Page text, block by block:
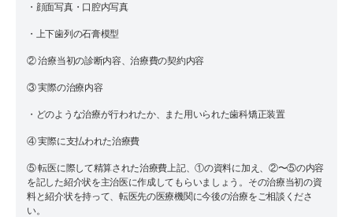
・顔面写真・口腔内写真
・上下歯列の石膏模型
② 治療当初の診断内容、治療費の契約内容
③ 実際の治療内容
・どのような治療が行われたか、また用いられた歯科矯正装置
④ 実際に支払われた治療費
⑤ 転医に際して精算された治療費上記、①の資料に加え、②〜⑤の内容
を記した紹介状を主治医に作成してもらいましょう。その治療当初の資
料と紹介状を持って、転医先の医療機関に今後の治療をご相談くださ
い。